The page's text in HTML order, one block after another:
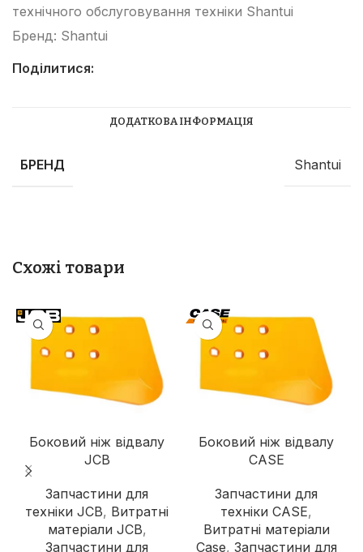
технічного обслуговування техніки Shantui
Бренд: Shantui
Поділитися:
ДОДАТКОВА ІНФОРМАЦІЯ
БРЕНД Shantui
Схожі товари
Боковий ніж відвалу
JCB
Запчастини для
техніки JCB, Витратні
матеріали JCB,
Запчастини для
Боковий ніж відвалу
CASE
Запчастини для
техніки CASE,
Витратні матеріали
Case, Запчастини для